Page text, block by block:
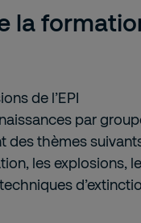
la
de l’EPI
par
des thèmes
les explosions,